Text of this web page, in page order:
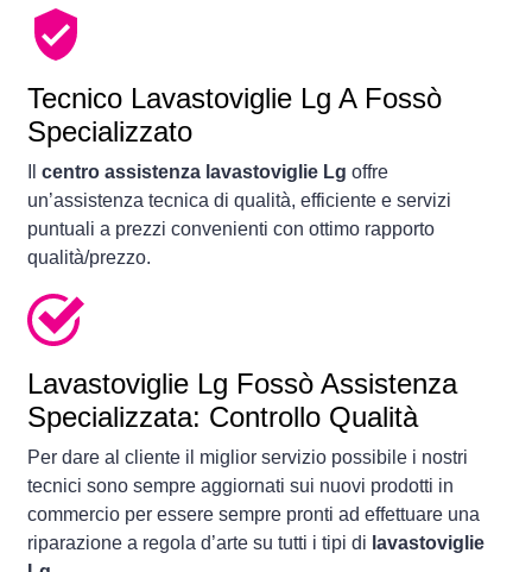
Tecnico Lavastoviglie Lg A Fossò
Specializzato
centro assistenza lavastoviglie Lg offre
un’assistenza tecnica di qualità, efficiente e servizi
puntuali a prezzi convenienti con ottimo rapporto
qualità/prezzo.
Lavastoviglie Lg Fossò Assistenza
Specializzata: Controllo Qualità
Per dare al cliente il miglior servizio possibile i nostri
tecnici sono sempre aggiornati sui nuovi prodotti in
commercio per essere sempre pronti ad effettuare una
riparazione a regola d’arte su tutti i tipi di lavastoviglie